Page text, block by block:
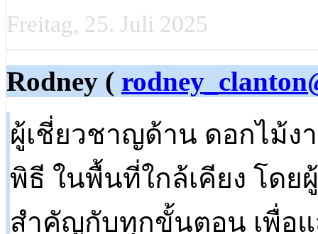
Freitag, 25. Juli 2025
Rodney (
ผู้เชี่ยวชาญด้าน ดอกไม้
พิธี ในพื้นที่ใกล้เคียง โดย
สำคัญกับทุกขั้นตอน เพื่อแ